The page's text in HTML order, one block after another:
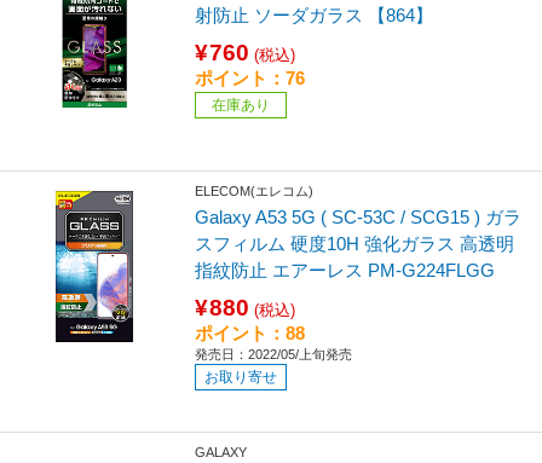
射防止 ソーダガラス 【864】
¥760 (税込)
ポイント：76
在庫あり
ELECOM(エレコム)
Galaxy A53 5G ( SC-53C / SCG15 ) ガラ
スフィルム 硬度10H 強化ガラス 高透明
指紋防止 エアーレス PM-G224FLGG
¥880 (税込)
ポイント：88
発売日：2022/05/上旬発売
お取り寄せ
GALAXY